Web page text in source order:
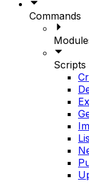
Commands
Scripts